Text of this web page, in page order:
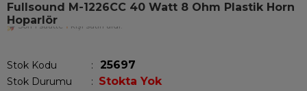
Fullsound M-1226CC 40 Watt 8 Ohm Plastik Horn
Hoparlör
kişi satın aldı!
Stok Kodu 25697
Stok Durumu : Stokta Yok